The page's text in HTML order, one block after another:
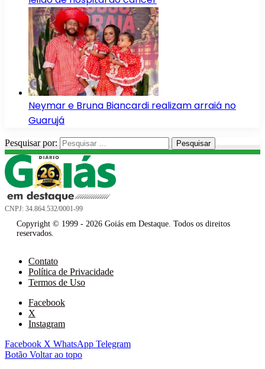
Neymar e Bruna Biancardi realizam arraiá no
Guarujá
Pesquisar por:
CNPJ: 34.864.532/0001-99
Copyright © 1999 - 2026 Goiás em Destaque. Todos os direitos
reservados.
Contato
Política de Privacidade
Termos de Uso
Facebook
X
Instagram
Facebook X WhatsApp Telegram
Botão Voltar ao topo